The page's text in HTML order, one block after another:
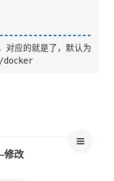
应的就是了，默认为：
Docker Root Dir: /var/lib/docker
修改